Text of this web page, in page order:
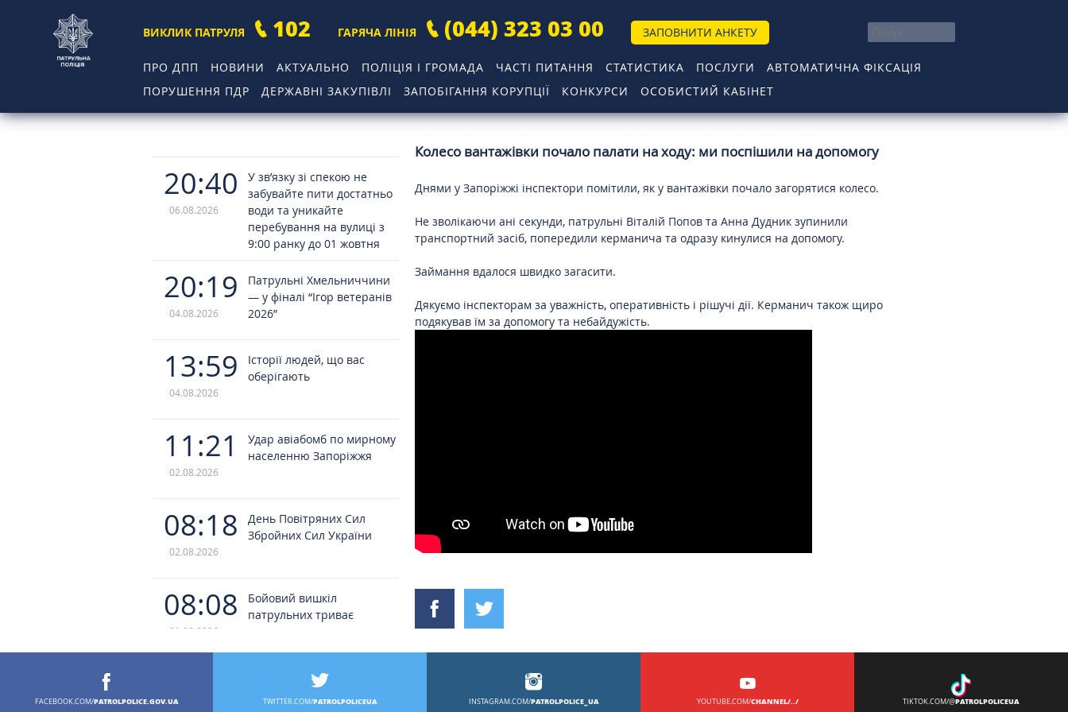
ВИКЛИК ПАТРУЛЯ 102 ГАРЯЧА ЛІНІЯ (044) 323 03 00 ЗАПОВНИТИ АНКЕТУ
ПРО ДПП НОВИНИ АКТУАЛЬНО ПОЛІЦІЯ І ГРОМАДА ЧАСТІ ПИТАННЯ СТАТИСТИКА ПОСЛУГИ
АВТОМАТИЧНА ФІКСАЦІЯ
ПОРУШЕННЯ ПДР
ДЕРЖАВНІ ЗАКУПІВЛІ ЗАПОБІГАННЯ КОРУПЦІЇ КОНКУРСИ ОСОБИСТИЙ КАБІНЕТ
20:40
06.08.2026
У зв’язку зі спекою не
забувайте пити достатньо
води та уникайте
перебування на вулиці з
9:00 ранку до 01 жовтня
20:19
04.08.2026
Патрульні Хмельниччини
— у фіналі “Ігор ветеранів
2026”
13:59
04.08.2026
Історії людей, що вас
оберігають
11:21
02.08.2026
Удар авіабомб по мирному
населенню Запоріжжя
08:18
02.08.2026
День Повітряних Сил
Збройних Сил України
08:08
01.08.2026
Бойовий вишкіл
патрульних триває
Пам’ятаємо кожного, хто
Колесо вантажівки почало палати на ходу: ми поспішили на допомогу
Днями у Запоріжжі інспектори помітили, як у вантажівки почало загорятися колесо.
Не зволікаючи ані секунди, патрульні Віталій Попов та Анна Дудник зупинили
транспортний засіб, попередили керманича та одразу кинулися на допомогу.
Займання вдалося швидко загасити.
Дякуємо інспекторам за уважність, оперативність і рішучі дії. Керманич також щиро
подякував їм за допомогу та небайдужість.
FACEBOOK.COM/PATROLPOLICE.GOV.UA TWITTER.COM/PATROLPOLICEUA INSTAGRAM.COM/PATROLPOLICE_UA YOUTUBE.COM/CHANNEL/../ TIKTOK.COM/@PATROLPOLICEUA